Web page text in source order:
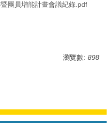
團員增能計畫會議紀錄.pdf
瀏覽數: 898